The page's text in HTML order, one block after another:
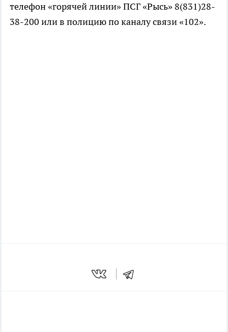
телефон «горячей линии» ПСГ «Рысь» 8(831)28-
38-200 или в полицию по каналу связи «102».